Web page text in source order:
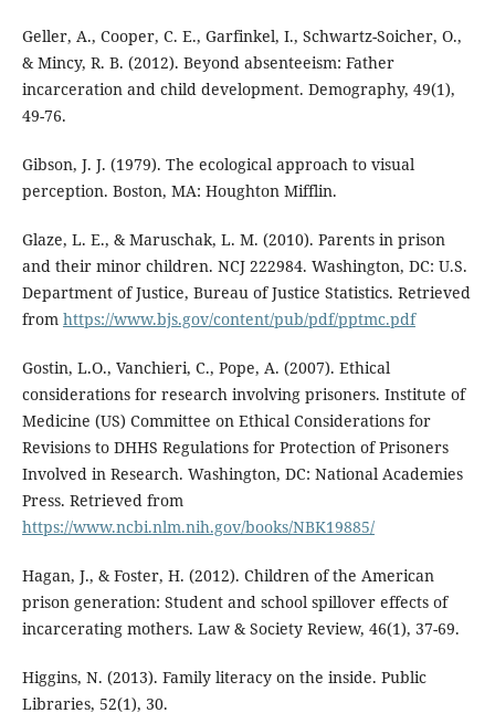
Geller, A., Cooper, C. E., Garfinkel, I., Schwartz-Soicher, O.,
& Mincy, R. B. (2012). Beyond absenteeism: Father
incarceration and child development. Demography, 49(1),
49-76.
Gibson, J. J. (1979). The ecological approach to visual
perception. Boston, MA: Houghton Mifflin.
Glaze, L. E., & Maruschak, L. M. (2010). Parents in prison
and their minor children. NCJ 222984. Washington, DC: U.S.
Department of Justice, Bureau of Justice Statistics. Retrieved
from https://www.bjs.gov/content/pub/pdf/pptmc.pdf
Gostin, L.O., Vanchieri, C., Pope, A. (2007). Ethical
considerations for research involving prisoners. Institute of
Medicine (US) Committee on Ethical Considerations for
Revisions to DHHS Regulations for Protection of Prisoners
Involved in Research. Washington, DC: National Academies
Press. Retrieved from
https://www.ncbi.nlm.nih.gov/books/NBK19885/
Hagan, J., & Foster, H. (2012). Children of the American
prison generation: Student and school spillover effects of
incarcerating mothers. Law & Society Review, 46(1), 37-69.
Higgins, N. (2013). Family literacy on the inside. Public
Libraries, 52(1), 30.